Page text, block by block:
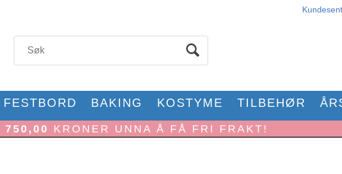
FESTBORD BAKING KOSTYME TILBEHØR
750,00 KRONER UNNA Å FÅ FRI FRAKT!